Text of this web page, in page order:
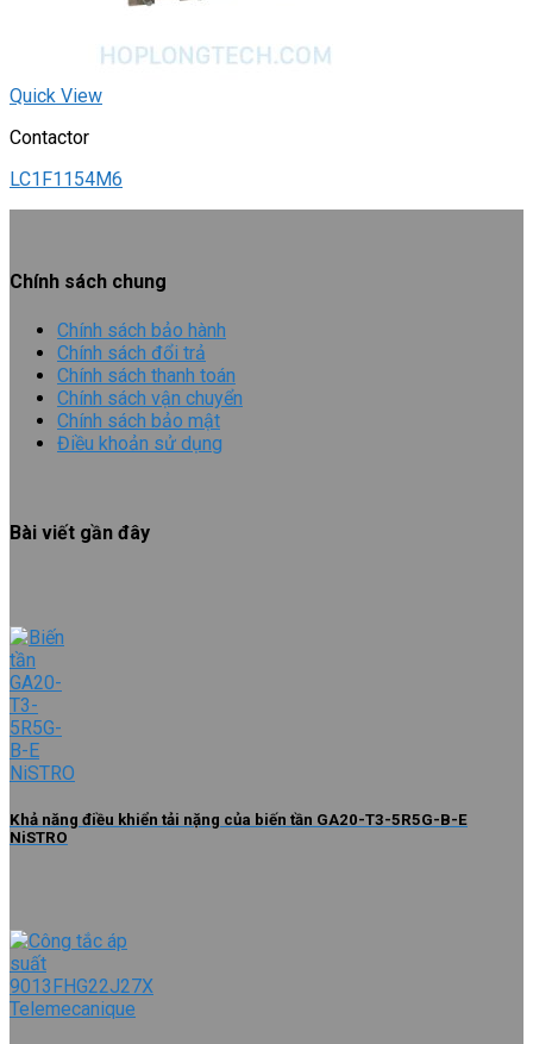
Quick View
Contactor
LC1F1154M6
Chính sách chung
Chính sách bảo hành
Chính sách đổi trả
Chính sách thanh toán
Chính sách vận chuyển
Chính sách bảo mật
Điều khoản sử dụng
Bài viết gần đây
Khả năng điều khiển tải nặng của biến tần GA20-T3-5R5G-B-E
NiSTRO